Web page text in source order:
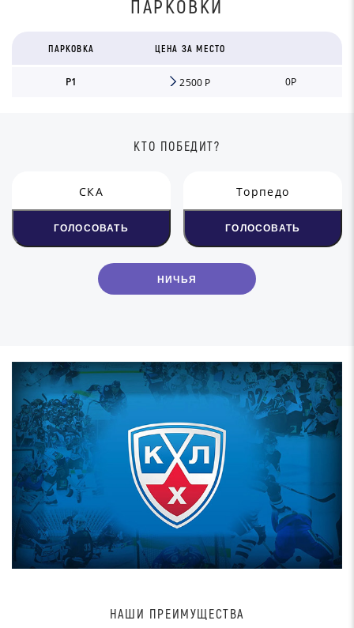
ПАРКОВКИ
ПАРКОВКА ЦЕНА ЗА МЕСТО
Р1 2500 Р 0Р
КТО ПОБЕДИТ?
СКА
ГОЛОСОВАТЬ
НИЧЬЯ
Торпедо
ГОЛОСОВАТЬ
НАШИ ПРЕИМУЩЕСТВА